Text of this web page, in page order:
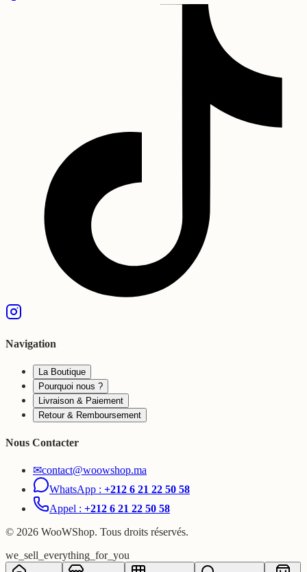
Navigation
La Boutique
Pourquoi nous ?
Livraison & Paiement
Retour & Remboursement
Nous Contacter
✉contact@woowshop.ma
WhatsApp : +212 6 21 22 50 58
Appel : +212 6 21 22 50 58
© 2026 WooWShop. Tous droits réservés.
we_sell_everything_for_you